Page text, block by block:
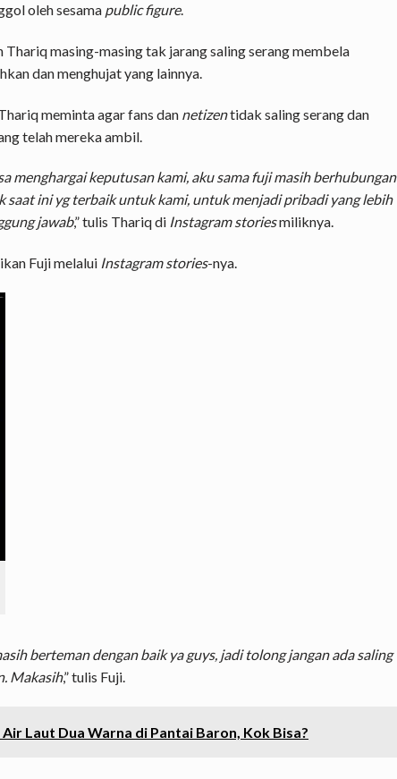
oleh sesama public figure.
Thariq masing-masing tak jarang saling serang membela
dan menghujat yang lainnya.
meminta agar fans dan netizentidak saling serang dan
telah mereka ambil.
menghargai keputusan kami, aku sama fuji masih berhubungan
saat ini yg terbaik untuk kami, untuk menjadi pribadi yang lebih
jawab,” tulis Thariq di Instagram storiesmiliknya.
Fuji melalui Instagram stories-nya.
berteman dengan baik ya guys, jadi tolong jangan ada saling
Makasih,” tulis Fuji.
Laut Dua Warna di Pantai Baron, Kok Bisa?